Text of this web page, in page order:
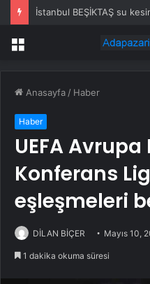
Menü
Anasayfa / Haber
Haber
UEFA Avrupa
Konferans
eşleşmeleri
DİLAN BİÇER Mayıs 10,
1 dakika okuma süresi